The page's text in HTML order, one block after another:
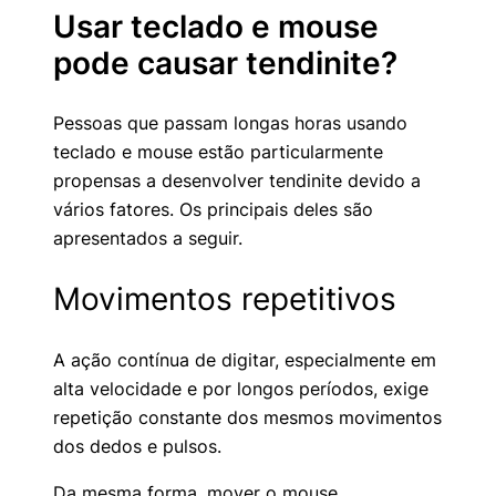
Usar teclado e mouse
pode causar tendinite?
Pessoas que passam longas horas usando
teclado e mouse estão particularmente
propensas a desenvolver tendinite devido a
vários fatores. Os principais deles são
apresentados a seguir.
Movimentos repetitivos
A ação contínua de digitar, especialmente em
alta velocidade e por longos períodos, exige
repetição constante dos mesmos movimentos
dos dedos e pulsos.